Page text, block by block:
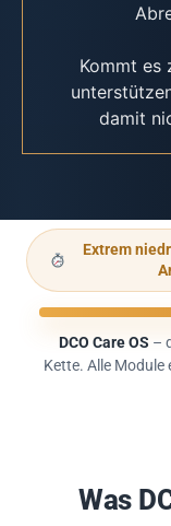
Kommt es
damit
Extrem
DCO Care OS –
Kette. Alle
Was